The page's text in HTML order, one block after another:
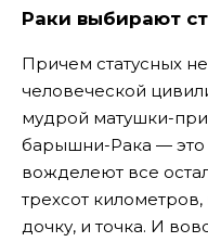
Раки выбирают
Причем статусных
человеческой
мудрой матушки-
барышни-Рака — это
вожделеют все
трехсот километров,
дочку, и точка. И